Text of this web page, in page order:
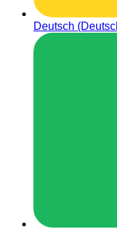
Deutsch